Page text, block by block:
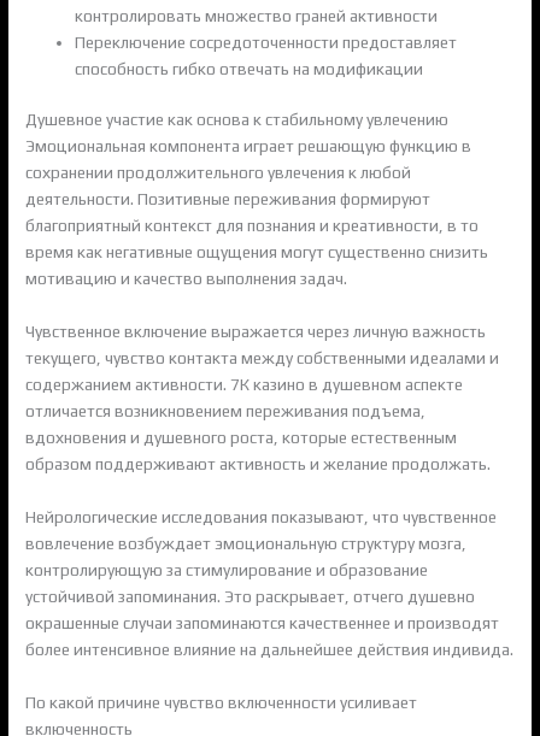
контролировать множество граней активности
Переключение сосредоточенности предоставляет
способность гибко отвечать на модификации
Душевное участие как основа к стабильному увлечению
Эмоциональная компонента играет решающую функцию в
сохранении продолжительного увлечения к любой
деятельности. Позитивные переживания формируют
благоприятный контекст для познания и креативности, в то
время как негативные ощущения могут существенно снизить
мотивацию и качество выполнения задач.
Чувственное включение выражается через личную важность
текущего, чувство контакта между собственными идеалами и
содержанием активности. 7К казино в душевном аспекте
отличается возникновением переживания подъема,
вдохновения и душевного роста, которые естественным
образом поддерживают активность и желание продолжать.
Нейрологические исследования показывают, что чувственное
вовлечение возбуждает эмоциональную структуру мозга,
контролирующую за стимулирование и образование
устойчивой запоминания. Это раскрывает, отчего душевно
окрашенные случаи запоминаются качественнее и производят
более интенсивное влияние на дальнейшее действия индивида.
По какой причине чувство включенности усиливает
включенность